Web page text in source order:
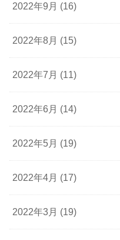
2022年9月 (16)
2022年8月 (15)
2022年7月 (11)
2022年6月 (14)
2022年5月 (19)
2022年4月 (17)
2022年3月 (19)